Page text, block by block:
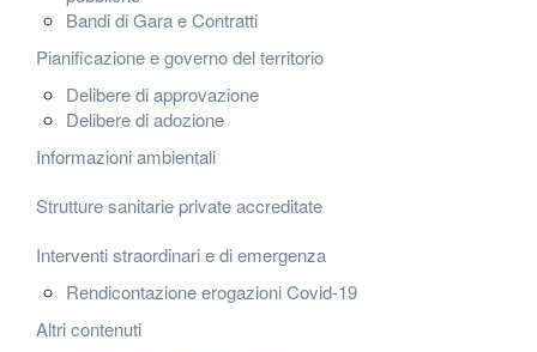
Bandi di Gara e Contratti
Pianificazione e governo del territorio
Delibere di approvazione
Delibere di adozione
Informazioni ambientali
Strutture sanitarie private accreditate
Interventi straordinari e di emergenza
Rendicontazione erogazioni Covid-19
Altri contenuti